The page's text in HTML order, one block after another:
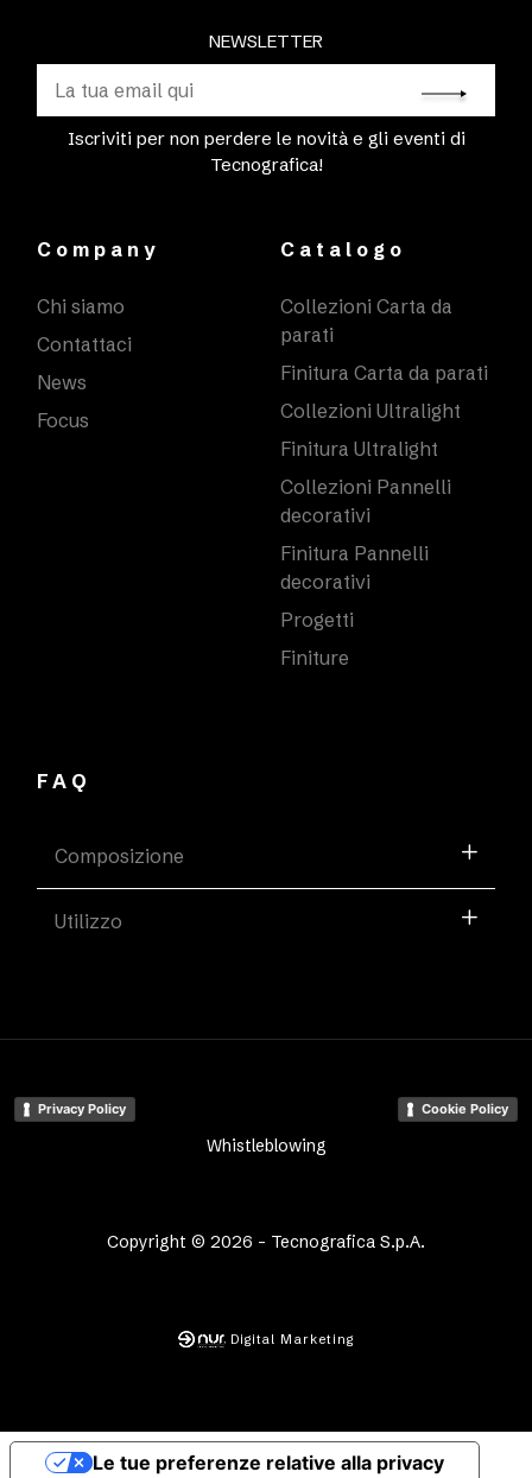
NEWSLETTER
Iscriviti per non perdere le novità e gli eventi di
Tecnografica!
Company
Chi siamo
Contattaci
News
Focus
Catalogo
Collezioni Carta da
parati
Finitura Carta da parati
Collezioni Ultralight
Finitura Ultralight
Collezioni Pannelli
decorativi
Finitura Pannelli
decorativi
Progetti
Finiture
FAQ
Composizione
Utilizzo
Copyright © 2026 - Tecnografica S.p.A.
Privacy Policy Cookie Policy
Whistleblowing
Digital Marketing
Le tue preferenze relative alla privacy